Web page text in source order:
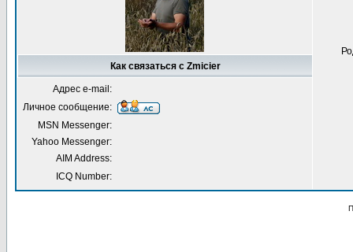
Как связаться с Zmicier
Адрес e-mail:
Личное сообщение:
MSN Messenger:
Yahoo Messenger:
AIM Address:
ICQ Number: